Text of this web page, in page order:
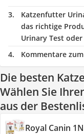
Katzenfutter
das richtige
Urinary Test oder
Kommentare
Die besten
Wählen Sie
aus der
Royal Canin